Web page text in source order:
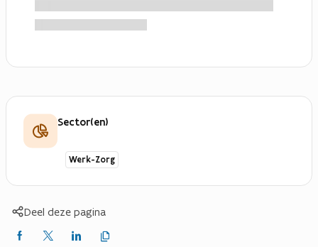
Sector(en)
Werk-Zorg
Deel deze pagina
Delen
Delen
Delen
link